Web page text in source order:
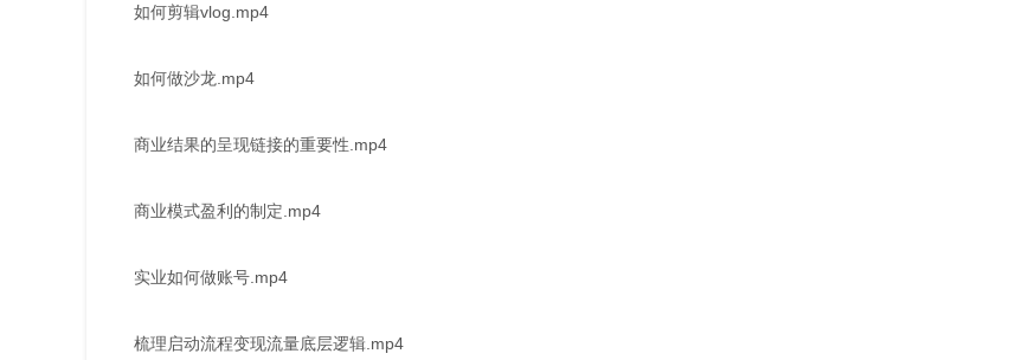
如何剪辑vlog.mp4
如何做沙龙.mp4
商业结果的呈现链接的重要性.mp4
商业模式盈利的制定.mp4
实业如何做账号.mp4
梳理启动流程变现流量底层逻辑.mp4